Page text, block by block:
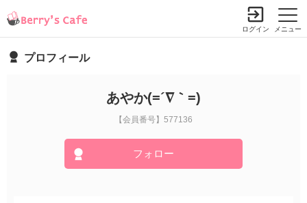
メニュー
ログイン
プロフィール
あやか(=´∇｀=)
【会員番号】577136
フォロー